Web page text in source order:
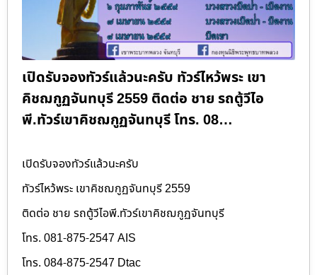
เปิดรับจองทัวร์แล้วนะครับ ทัวร์ไหว้พระ เขา
คิชฌกูฏจันทบุรี 2559 ติดต่อ ชาย รถตู้วีไอ
พี.ทัวร์เขาคิชฌกูฏจันทบุรี โทร. 08…
เปิดรับจองทัวร์แล้วนะครับ
ทัวร์ไหว้พระ เขาคิชฌกูฏจันทบุรี 2559
ติดต่อ ชาย รถตู้วีไอพี.ทัวร์เขาคิชฌกูฏจันทบุรี
โทร. 081-875-2547 AIS
โทร. 084-875-2547 Dtac